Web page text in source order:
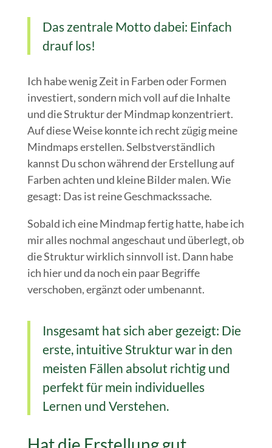
Das zentrale Motto dabei: Einfach
drauf los!
Ich habe wenig Zeit in Farben oder Formen
investiert, sondern mich voll auf die Inhalte
und die Struktur der Mindmap konzentriert.
Auf diese Weise konnte ich recht zügig meine
Mindmaps erstellen. Selbstverständlich
kannst Du schon während der Erstellung auf
Farben achten und kleine Bilder malen. Wie
gesagt: Das ist reine Geschmackssache.
Sobald ich eine Mindmap fertig hatte, habe ich
mir alles nochmal angeschaut und überlegt, ob
die Struktur wirklich sinnvoll ist. Dann habe
ich hier und da noch ein paar Begriffe
verschoben, ergänzt oder umbenannt.
Insgesamt hat sich aber gezeigt: Die
erste, intuitive Struktur war in den
meisten Fällen absolut richtig und
perfekt für mein individuelles
Lernen und Verstehen.